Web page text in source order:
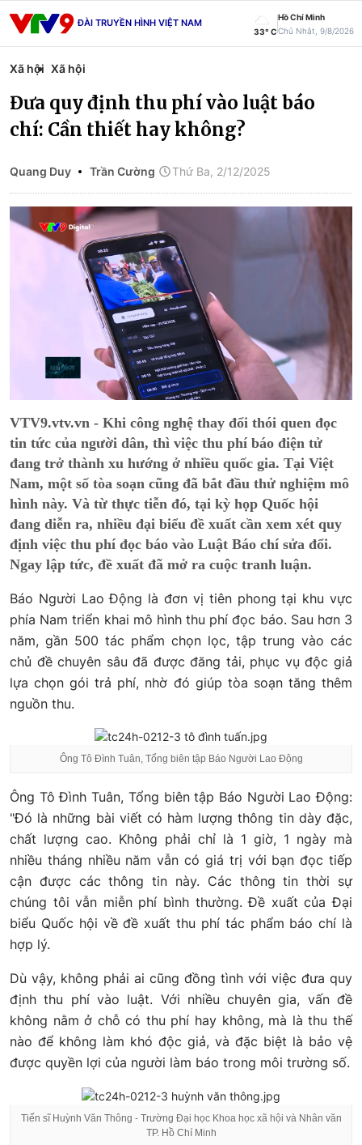
ĐÀI TRUYỀN HÌNH VIỆT NAM
33° C
Hồ Chí Minh
Chủ Nhật, 9/8/2026
Xã hội Xã hội
Đưa quy định thu phí vào luật báo
chí: Cần thiết hay không?
Quang Duy Trần Cường Thứ Ba, 2/12/2025
VTV9.vtv.vn - Khi công nghệ thay đổi thói quen đọc
tin tức của người dân, thì việc thu phí báo điện tử
đang trở thành xu hướng ở nhiều quốc gia. Tại Việt
Nam, một số tòa soạn cũng đã bắt đầu thử nghiệm mô
hình này. Và từ thực tiễn đó, tại kỳ họp Quốc hội
đang diễn ra, nhiều đại biểu đề xuất cần xem xét quy
định việc thu phí đọc báo vào Luật Báo chí sửa đổi.
Ngay lập tức, đề xuất đã mở ra cuộc tranh luận.
Báo Người Lao Động là đơn vị tiên phong tại khu vực
phía Nam triển khai mô hình thu phí đọc báo. Sau hơn 3
năm, gần 500 tác phẩm chọn lọc, tập trung vào các
chủ đề chuyên sâu đã được đăng tải, phục vụ độc giả
lựa chọn gói trả phí, nhờ đó giúp tòa soạn tăng thêm
nguồn thu.
Ông Tô Đình Tuân, Tổng biên tập Báo Người Lao Động
Ông Tô Đình Tuân, Tổng biên tập Báo Người Lao Động:
"Đó là những bài viết có hàm lượng thông tin dày đặc,
chất lượng cao. Không phải chỉ là 1 giờ, 1 ngày mà
nhiều tháng nhiều năm vẫn có giá trị với bạn đọc tiếp
cận được các thông tin này. Các thông tin thời sự
chúng tôi vẫn miễn phí bình thường. Đề xuất của Đại
biểu Quốc hội về đề xuất thu phí tác phẩm báo chí là
hợp lý.
Dù vậy, không phải ai cũng đồng tình với việc đưa quy
định thu phí vào luật. Với nhiều chuyên gia, vấn đề
không nằm ở chỗ có thu phí hay không, mà là thu thế
nào để không làm khó độc giả, và đặc biệt là bảo vệ
được quyền lợi của người làm báo trong môi trường số.
Tiến sĩ Huỳnh Văn Thông - Trường Đại học Khoa học xã hội và Nhân văn
TP. Hồ Chí Minh